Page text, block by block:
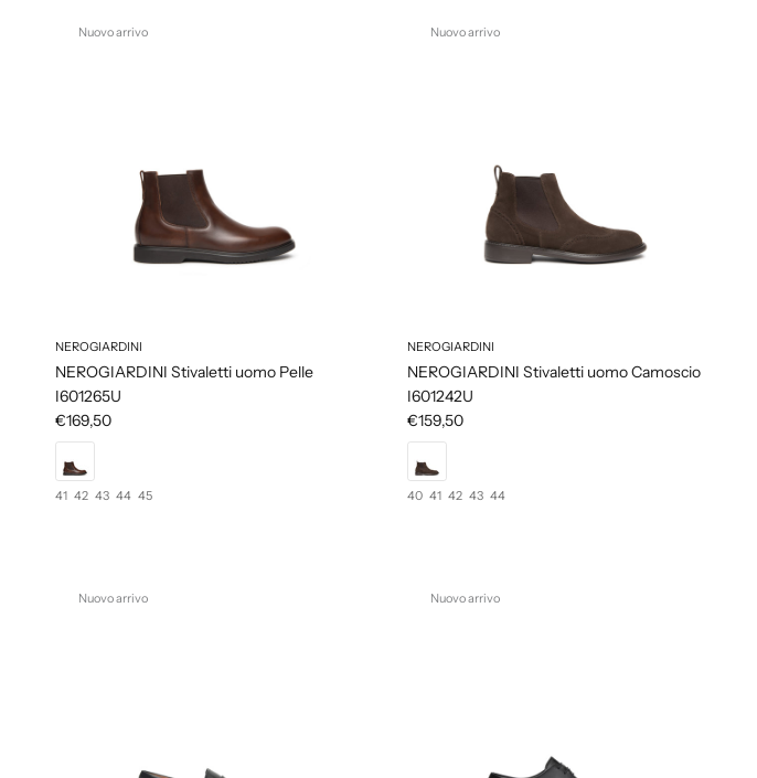
Nuovo arrivo
NEROGIARDINI
NEROGIARDINI Stivaletti uomo Pelle
I601265U
€169,50
41 42 43 44 45
Nuovo arrivo
NEROGIARDINI
NEROGIARDINI Stivaletti uomo Camoscio
I601242U
€159,50
40 41 42 43 44
Nuovo arrivo Nuovo arrivo